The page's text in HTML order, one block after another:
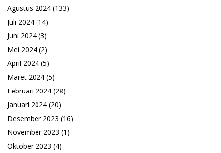
Agustus 2024 (133)
Juli 2024 (14)
Juni 2024 (3)
Mei 2024 (2)
April 2024 (5)
Maret 2024 (5)
Februari 2024 (28)
Januari 2024 (20)
Desember 2023 (16)
November 2023 (1)
Oktober 2023 (4)